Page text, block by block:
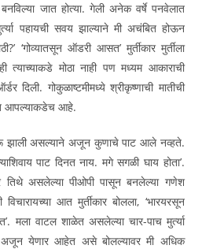
बनविल्या जात होत्या. गेली अनेक वर्षे पनवेलात
पहायची सवय झाल्याने मी अचंबित होऊन
‘गोव्यातसून ऑडरी आसत’ मुर्तीकार मुर्तीला
त्याच्याकडे मोठा नाही पण मध्यम आकाराची
दिली. गोकुळाष्टमीमध्ये श्रीकृष्णाची मातीची
आपल्याकडेच आहे.
असल्याने अजून कुणाचे पाट आले नव्हते.
पाट दिनत नाय. मगे सगळी घाय होता’.
तिथे असलेल्या पीओपी पासून बनलेल्या गणेश
आत मुर्तीकार बोलला, ‘भारयरसून
वाटल शाळेत असलेल्या चार-पाच मुर्त्या
येणार आहेत असे बोलल्यावर मी अधिक